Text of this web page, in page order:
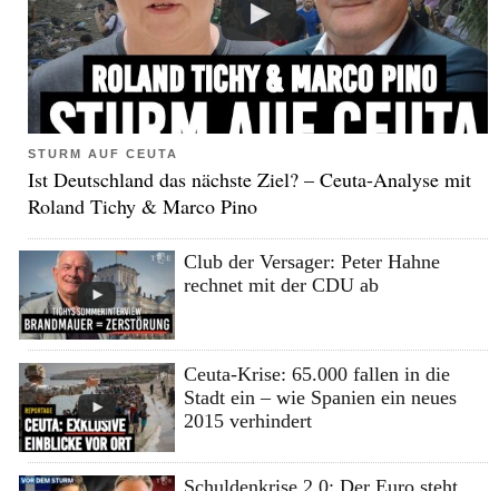
STURM AUF CEUTA
Ist Deutschland das nächste Ziel? – Ceuta-Analyse mit
Roland Tichy & Marco Pino
Club der Versager: Peter Hahne
rechnet mit der CDU ab
Ceuta-Krise: 65.000 fallen in die
Stadt ein – wie Spanien ein neues
2015 verhindert